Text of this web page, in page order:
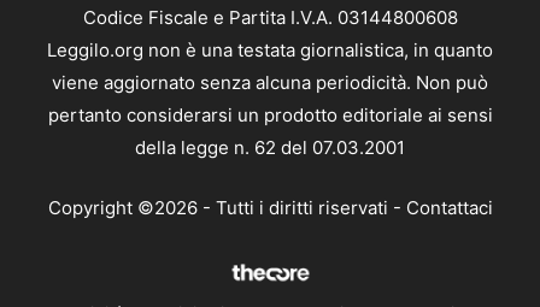
Codice Fiscale e Partita I.V.A. 03144800608
Leggilo.org non è una testata giornalistica, in quanto
viene aggiornato senza alcuna periodicità. Non può
pertanto considerarsi un prodotto editoriale ai sensi
della legge n. 62 del 07.03.2001
Copyright ©2026 - Tutti i diritti riservati - Contattaci